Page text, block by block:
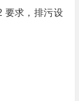
求，排污设